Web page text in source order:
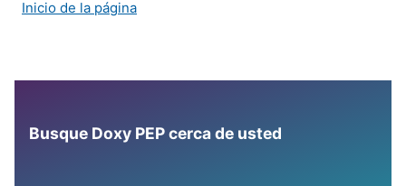
Inicio de la página
Busque Doxy PEP cerca de usted